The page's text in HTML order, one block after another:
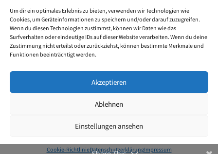
Um dir ein optimales Erlebnis zu bieten, verwenden wir Technologien wie
Cookies, um Geräteinformationen zu speichern und/oder darauf zuzugreifen.
Wenn du diesen Technologien zustimmst, können wir Daten wie das
Surfverhalten oder eindeutige IDs auf dieser Website verarbeiten. Wenn du deine
Zustimmung nicht erteilst oder zurückziehst, können bestimmte Merkmale und
Funktionen beeinträchtigt werden.
Akzeptieren
Ablehnen
Einstellungen ansehen
Cookie-RichtlinieDatenschutzerklärungImpressum
PARTNER
Service
innovative agency.